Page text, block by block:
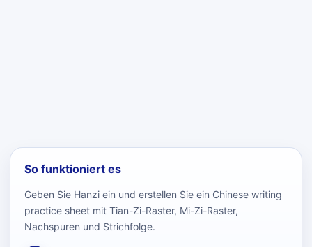
So funktioniert es
Geben Sie Hanzi ein und erstellen Sie ein Chinese writing
practice sheet mit Tian-Zi-Raster, Mi-Zi-Raster,
Nachspuren und Strichfolge.